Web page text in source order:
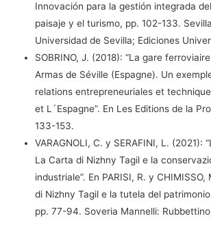
Innovación para la gestión integrada
paisaje y el turismo, pp. 102-133.
Universidad de Sevilla; Ediciones
SOBRINO, J. (2018): “La gare
Armas de Séville (Espagne). Un
relations entrepreneuriales et
et L´Espagne”. En Les Editions de la
133-153.
VARAGNOLI, C. y SERAFINI, L. (2021):
La Carta di Nizhny Tagil e la
industriale”. En PARISI, R. y
di Nizhny Tagil e la tutela del
pp. 77-94. Soveria Mannelli: